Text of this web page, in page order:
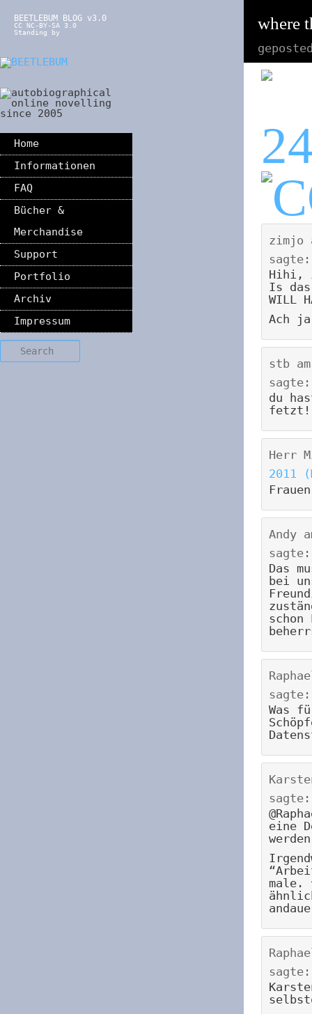
BEETLEBUM BLOG v3.0
CC NC-BY-SA 3.0
Standing by
Home
Informationen
FAQ
Bücher &
Merchandise
Support
Portfolio
Archiv
Impressum
Search
where
zimjo
sagte:
Hihi,
Is
WILL
Ach
stb
sagte:
du
fetzt!
Herr
2011
Andy
sagte:
Das
bei
schon
sagte:
Was
sagte:
eine
male.
sagte: